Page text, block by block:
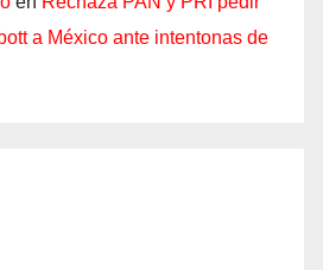
a México ante intentonas de